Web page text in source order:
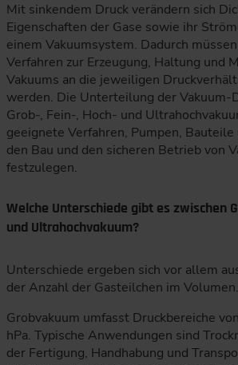
Mit sinkendem Druck verändern sich
Eigenschaften der Gase sowie ihr
einem Vakuumsystem. Dadurch
Verfahren zur Erzeugung, Haltung und
Vakuums an die jeweiligen
werden. Die Unterteilung der Vakuum-
Grob-, Fein-, Hoch- und
geeignete Verfahren, Pumpen,
den Bau und den sicheren Betrieb von
festzulegen.
Welche Unterschiede gibt es zwischen
und Ultrahochvakuum?
Unterschiede ergeben sich vor allem
der Anzahl der Gasteilchen im Volumen.
Grobvakuum umfasst Druckbereiche
hPa. Typische Anwendungen sind
der Fertigung, Handhabung und